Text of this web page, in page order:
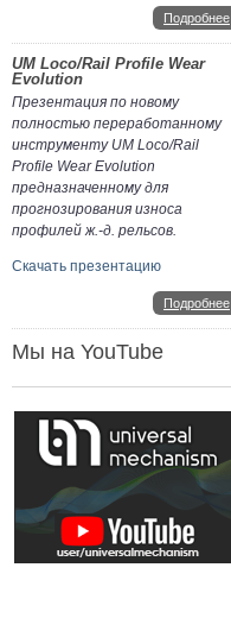
Подробнее
UM Loco/Rail Profile Wear
Evolution
Презентация по новому
полностью переработанному
инструменту UM Loco/Rail
Profile Wear Evolution
предназначенному для
прогнозирования износа
профилей ж.-д. рельсов.
Скачать презентацию
Подробнее
Мы на YouTube